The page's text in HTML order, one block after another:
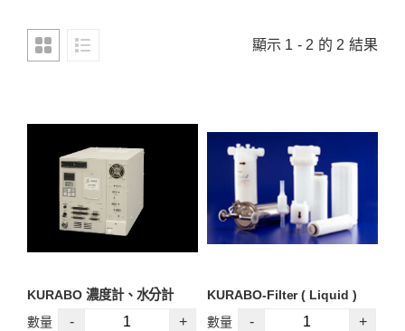
顯示 1 - 2 的 2 結果
KURABO 濃度計、水分計
數量
- +
KURABO-Filter ( Liquid )
數量
- +